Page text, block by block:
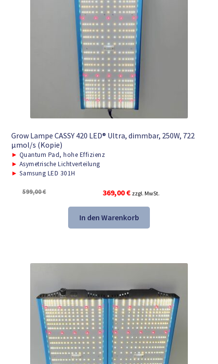
Grow Lampe CASSY 420 LED® Ultra, dimmbar, 250W, 722
μmol/s (Kopie)
► Quantum Pad, hohe Effizienz
► Asymetrische Lichtverteilung
► Samsung LED 301H
599,00€
Ursprünglicher
war:
599,00 €
369,00€Aktueller
ist:
369,00 €.
zzgl. MwSt.
In den Warenkorb